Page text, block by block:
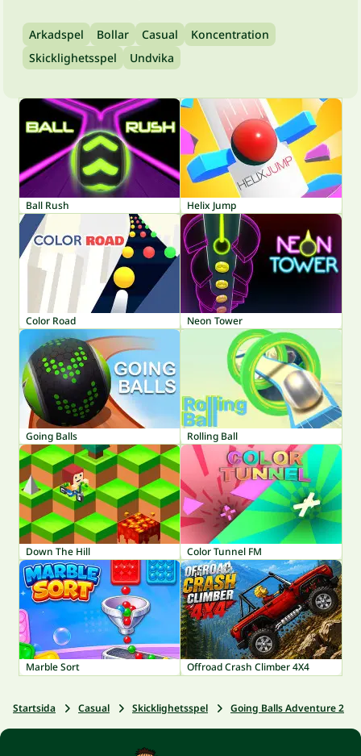
Arkadspel Bollar Casual
Koncentration
Skicklighetsspel
Undvika
Ball Rush Helix Jump
Color Road Neon Tower
Going Balls Rolling Ball
Down The Hill Color Tunnel FM
Marble Sort Offroad Crash Climber 4X4
Startsida Casual Skicklighetsspel Going Balls Adventure 2